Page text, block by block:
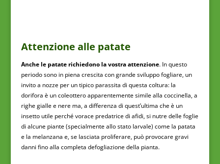
Attenzione alle patate
Anche le patate richiedono la vostra attenzione. In questo
periodo sono in piena crescita con grande sviluppo fogliare, un
invito a nozze per un tipico parassita di questa coltura: la
dorifora è un coleottero apparentemente simile alla coccinella, a
righe gialle e nere ma, a differenza di quest’ultima che è un
insetto utile perché vorace predatrice di afidi, si nutre delle foglie
di alcune piante (specialmente allo stato larvale) come la patata
e la melanzana e, se lasciata proliferare, può provocare gravi
danni fino alla completa defogliazione della pianta.